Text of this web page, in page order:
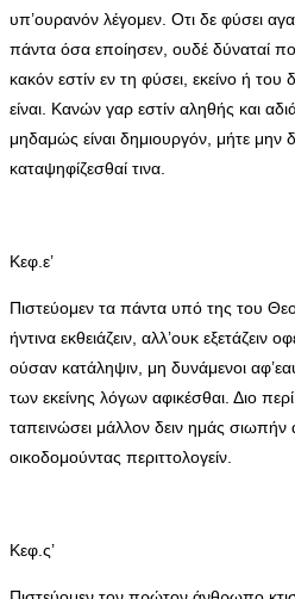
υπ’ουρανόν λέγομεν. Οτι δε φύσει
πάντα όσα εποίησεν, ουδέ δύναταί
κακόν εστίν εν τη φύσει, εκείνο ή
είναι. Κανών γαρ εστίν αληθής και
μηδαμώς είναι δημιουργόν, μήτε μην
καταψηφίζεσθαί τινα.
Κεφ.ε’
Πιστεύομεν τα πάντα υπό της του
ήντινα εκθειάζειν, αλλ’ουκ εξετάζειν
ούσαν κατάληψιν, μη δυνάμενοι
των εκείνης λόγων αφικέσθαι. Διο
ταπεινώσει μάλλον δειν ημάς σιωπήν
οικοδομούντας περιττολογείν.
Κεφ.ς’